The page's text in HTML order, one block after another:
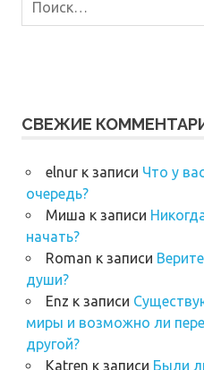
СВЕЖИЕ
elnurк записи Что у
очередь?
Миша к записи
начать?
Roman к записи
души?
Enz к записи
миры и возможно ли
другой?
Katren к записи Были